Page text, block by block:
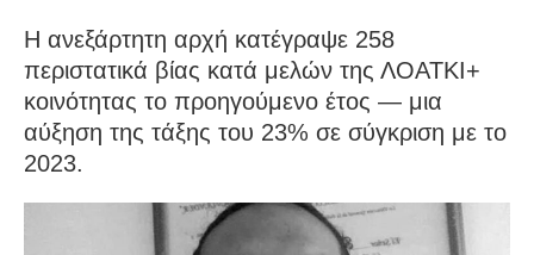
Η ανεξάρτητη αρχή κατέγραψε 258
περιστατικά βίας κατά μελών της ΛΟΑΤΚΙ+
κοινότητας το προηγούμενο έτος — μια
αύξηση της τάξης του 23% σε σύγκριση με το
2023.